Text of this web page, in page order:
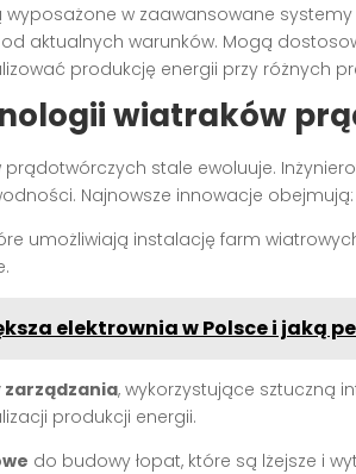
wyposażone w zaawansowane
aktualnych warunków. Mogą
produkcję energii przy różnych
wiatraków
stale ewoluuje.
Najnowsze innowacje obejmują:
umożliwiają instalację farm
elektrownia w Polsce i jaką
, wykorzystujące sztuczną
produkcji energii.
do budowy łopat, które są lżejsze i